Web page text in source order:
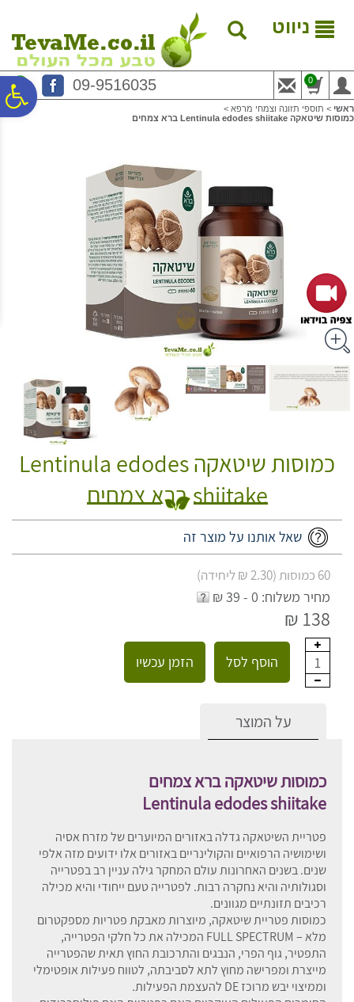
נגישות
המרכזי
ניווט
09-9516035 0
ראשי > תוספי תזונה וצמחי מרפא >
כמוסות שיטאקה Lentinula edodes shiitake ברא צמחים
כמוסות שיטאקה Lentinula edodes
shiitake ברא צמחים
שאל אותנו על מוצר זה
60 כמוסות (2.30 ₪ ליחידה)
מחיר משלוח: 0 - 39 ₪
138 ₪
1 הוסף לסל הזמן עכשיו
על המוצר
כמוסות שיטאקה ברא צמחים
Lentinula edodes shiitake
פטריית השיטאקה גדלה באזורים המיוערים של מזרח אסיה
ושימושיה הרפואיים והקולינריים באזורים אלו ידועים מזה אלפי
שנים. בשנים האחרונות עולם המחקר גילה עניין רב בפטרייה
וסגולותיה והיא נחקרה רבות. לפטרייה טעם ייחודי והיא מכילה
רכיבים תזונתיים מגוונים.
כמוסות פטריית שיטאקה, מיוצרות מאבקת פטריות מספקטרום
מלא – FULL SPECTRUM המכילה את כל חלקי הפטרייה,
התפטיר, גוף הפרי, הנבגים והתרכובת החוץ תאית שהפטרייה
מייצרת ומפרישה מחוץ לתא לסביבתה, לטווח פעילות אופטימלי
וממיצוי יבש מרוכז DE להעצמת הפעילות.